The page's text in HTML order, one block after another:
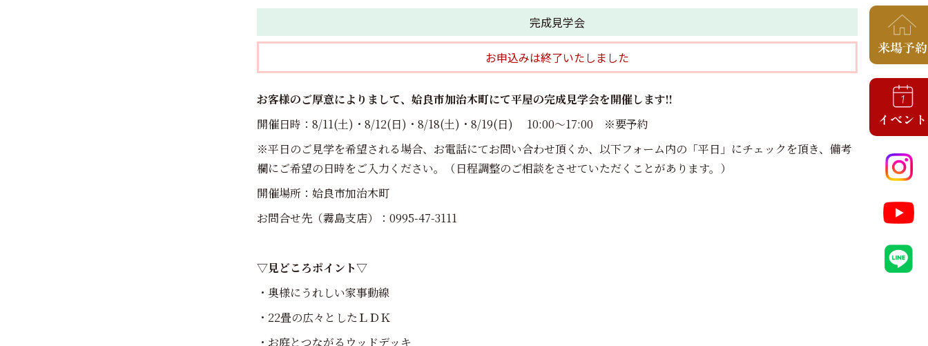
完成見学会
お申込みは終了いたしました
お客様のご厚意によりまして、姶良市加治木町にて平屋の完成見学会を開催します!!
開催日時：8/11(土)・8/12(日)・8/18(土)・8/19(日) 10:00～17:00 ※要予約
※平日のご見学を希望される場合、お電話にてお問い合わせ頂くか、以下フォーム内の「平日」にチェックを頂き、備考
欄にご希望の日時をご入力ください。（日程調整のご相談をさせていただくことがあります。）
開催場所：姶良市加治木町
お問合せ先（霧島支店）：0995-47-3111
▽見どころポイント▽
・奥様にうれしい家事動線
・22畳の広々としたＬＤＫ
・お庭とつながるウッドデッキ